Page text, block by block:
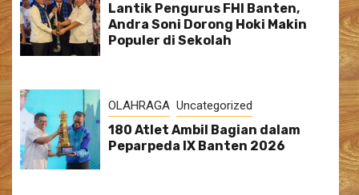
Lantik Pengurus FHI Banten,
Andra Soni Dorong Hoki Makin
Populer di Sekolah
OLAHRAGA Uncategorized
180 Atlet Ambil Bagian dalam
Peparpeda IX Banten 2026